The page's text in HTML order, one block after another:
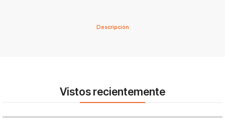
Descripción
Vistos recientemente